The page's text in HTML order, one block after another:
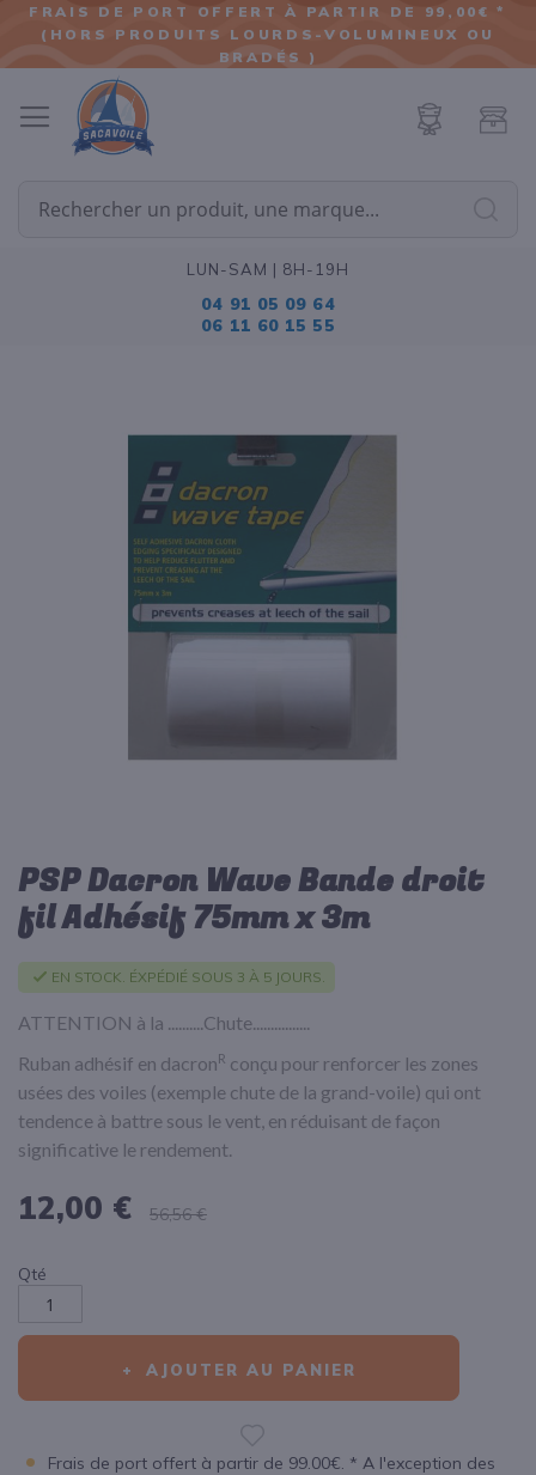
ALLER
AU
FRAIS DE PORT OFFERT À PARTIR DE 99,00€ *
(HORS PRODUITS LOURDS-VOLUMINEUX OU
BRADÉS )
LUN-SAM | 8H-19H
04 91 05 09 64
06 11 60 15 55
Passer
au
début
de
la
Galerie
d’images
PSP Dacron Wave Bande droit
fil Adhésif 75mm x 3m
EN STOCK. ÉXPÉDIÉ SOUS 3 À 5 JOURS.
ATTENTION à la ..........Chute................
Ruban adhésif en dacronR conçu pour renforcer les zones
usées des voiles (exemple chute de la grand-voile) qui ont
tendence à battre sous le vent, en réduisant de façon
significative le rendement.
12,00 € 56,56 €
Qté
AJOUTER AU PANIER
Frais de port offert à partir de 99.00€. * A l'exception des